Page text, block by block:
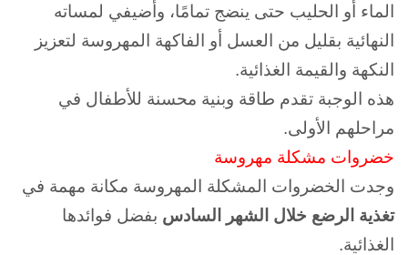
الماء أو الحليب حتى ينضج تمامًا، وأضيفي لمساته
النهائية بقليل من العسل أو الفاكهة المهروسة لتعزيز
النكهة والقيمة الغذائية.
هذه الوجبة تقدم طاقة وبنية محسنة للأطفال في
مراحلهم الأولى.
خضروات مشكلة مهروسة
وجدت الخضروات المشكلة المهروسة مكانة مهمة في
تغذية الرضع خلال الشهر السادس بفضل فوائدها
الغذائية.